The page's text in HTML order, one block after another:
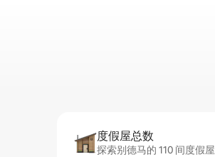
度假屋总数
探索别德马的 110 间度假屋